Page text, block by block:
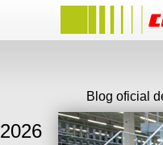
2026
Blog oficial